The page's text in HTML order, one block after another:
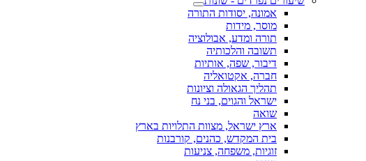
אמונה, יסודות התורה
מוסר, מידות
תורה ומדע, אבולוציה
תשובה והלכותיה
דיבור, שפה, אותיות
חברה, אקטואליה
תהליך הגאולה וציונות
ישראל והגוים, בני נח
שואה
ארץ ישראל, מצוות התלויות בארץ
בית המקדש, כהנים, קורבנות
זוגיות, משפחה, צניעות